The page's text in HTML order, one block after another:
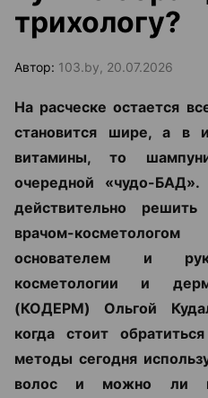
трихологу?
Автор: 103.by, 20.07.2026
На расческе остается
становится шире, а в
витамины, то
очередной «чудо-
действительно
врачом-
основателем и
косметологии и
(КОДЕРМ) Ольгой
когда стоит
методы сегодня
волос и можно ли